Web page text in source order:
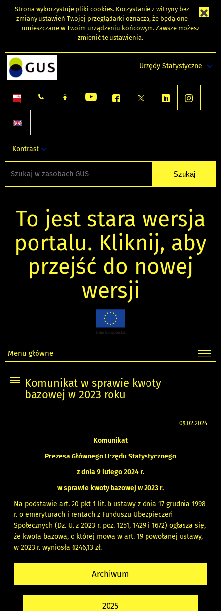
Strona wykorzystuje pliki cookies. Korzystanie z witryny bez
zmiany ustawień Twojej przeglądarki oznacza, że będą one
umieszczane w Twoim urządzeniu końcowym. Zawsze możesz
zmienić te ustawienia.
Urzędy Statystyczne
Kontrast
To jest stara wersja
portalu. Kliknij, aby
przejść do nowej
wersji
Menu główne
Komunikat w sprawie kwoty
bazowej w 2023 roku
09.02.2024
Komunikat
Prezesa Głównego Urzędu Statystycznego
z dnia 9 lutego 2024 r.
w sprawie kwoty bazowej w 2023 r.
Na podstawie art. 20 pkt 1 lit. b ustawy z dnia 17 grudnia 1998
r. o emeryturach i rentach z Funduszu Ubezpieczeń
Społecznych (Dz. U. z 2023 r. poz. 1251, 1429 i 1672) ogłasza się,
że kwota bazowa, o której mowa w art. 19 powołanej ustawy,
w 2023 r. wyniosła 6246,13 zł.
Archiwum
2025